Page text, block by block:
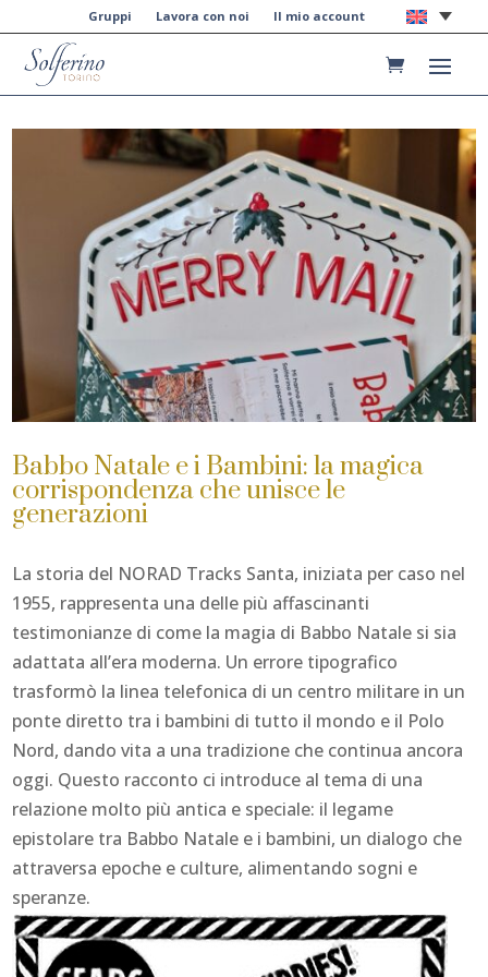
Gruppi Lavora con noi Il mio account
Babbo Natale e i Bambini: la magica
corrispondenza che unisce le
generazioni
La storia del NORAD Tracks Santa, iniziata per caso nel
1955, rappresenta una delle più affascinanti
testimonianze di come la magia di Babbo Natale si sia
adattata all’era moderna. Un errore tipografico
trasformò la linea telefonica di un centro militare in un
ponte diretto tra i bambini di tutto il mondo e il Polo
Nord, dando vita a una tradizione che continua ancora
oggi. Questo racconto ci introduce al tema di una
relazione molto più antica e speciale: il legame
epistolare tra Babbo Natale e i bambini, un dialogo che
attraversa epoche e culture, alimentando sogni e
speranze.